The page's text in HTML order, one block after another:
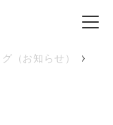
（お知らせ）